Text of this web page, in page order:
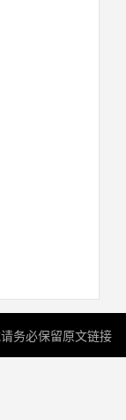
务必保留原文链接